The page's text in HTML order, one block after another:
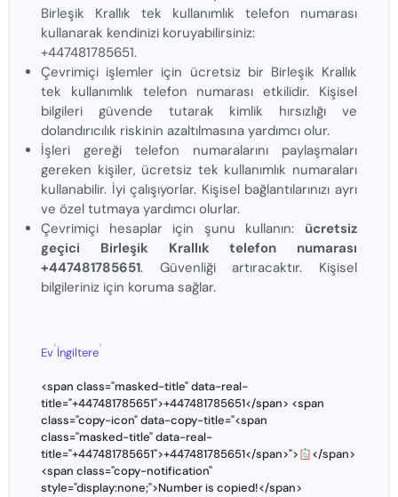
Birleşik Krallık tek kullanımlık telefon numarası
kullanarak kendinizi koruyabilirsiniz:
+447481785651.
Çevrimiçi işlemler için ücretsiz bir Birleşik Krallık
tek kullanımlık telefon numarası etkilidir. Kişisel
bilgileri güvende tutarak kimlik hırsızlığı ve
dolandırıcılık riskinin azaltılmasına yardımcı olur.
İşleri gereği telefon numaralarını paylaşmaları
gereken kişiler, ücretsiz tek kullanımlık numaraları
kullanabilir. İyi çalışıyorlar. Kişisel bağlantılarınızı ayrı
ve özel tutmaya yardımcı olurlar.
Çevrimiçi hesaplar için şunu kullanın: ücretsiz
geçici Birleşik Krallık telefon numarası
+447481785651. Güvenliği artıracaktır. Kişisel
bilgileriniz için koruma sağlar.
Ev
›
İngiltere
›
<span class="masked-title" data-real-
title="+447481785651">+447481785651</span> <span
class="copy-icon" data-copy-title="<span
class="masked-title" data-real-
title="+447481785651">+447481785651</span>">
</span>
<span class="copy-notification"
style="display:none;">Number is copied!</span>